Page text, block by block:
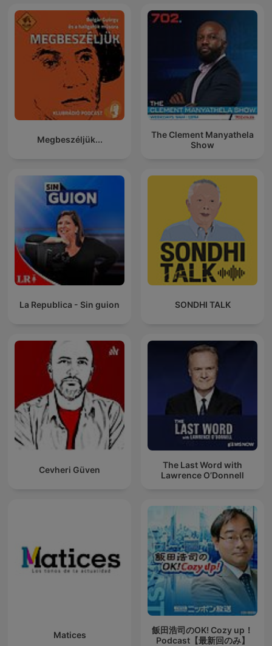
Megbeszéljük...
The Clement Manyathela
Show
La Republica - Sin guion SONDHI TALK
Cevheri Güven
The Last Word with
Lawrence O’Donnell
Matices
飯田浩司のOK! Cozy up！
Podcast【最新回のみ】